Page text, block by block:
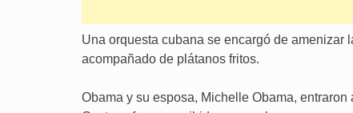
Una orquesta cubana se encargó de amenizar
acompañado de plátanos fritos.
Obama y su esposa, Michelle Obama,